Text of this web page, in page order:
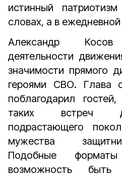
истинный
словах, а в
Александр
деятельности
значимости прямого
героями СВО. Глава
поблагодарил
таких встреч
подрастающего
мужества
Подобные
возможность